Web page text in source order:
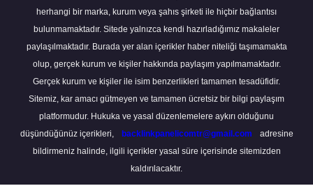
herhangi bir marka, kurum veya şahıs şirketi ile hiçbir bağlantısı
bulunmamaktadır. Sitede yalnızca kendi hazırladığımız makaleler
paylaşılmaktadır. Burada yer alan içerikler haber niteliği taşımamakta
olup, gerçek kurum ve kişiler hakkında paylaşım yapılmamaktadır.
Gerçek kurum ve kişiler ile isim benzerlikleri tamamen tesadüfidir.
Sitemiz, kar amacı gütmeyen ve tamamen ücretsiz bir bilgi paylaşım
platformudur. Hukuka ve yasal düzenlemelere aykırı olduğunu
düşündüğünüz içerikleri,
backlinkpanelicomtr@gmail.com
adresine
bildirmeniz halinde, ilgili içerikler yasal süre içerisinde sitemizden
kaldırılacaktır.